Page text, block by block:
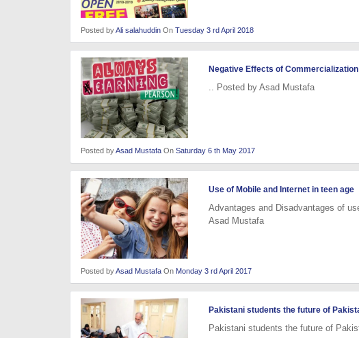
Posted byAli salahuddin On Tuesday 3 rd April 2018
Negative Effects of
.. Posted by Asad Mustafa
Posted byAsad Mustafa On Saturday 6 th May 2017
Use of Mobile and Internet in teen age
Advantages and Disadvantages of
Asad Mustafa
Posted byAsad Mustafa On Monday 3 rd April 2017
Pakistani students the future of
Pakistani students the future of